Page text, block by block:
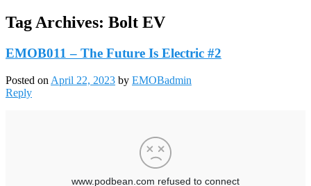
Tag Archives: Bolt EV
EMOB011 – The Future Is Electric #2
Posted on April 22, 2023 by EMOBadmin
Reply